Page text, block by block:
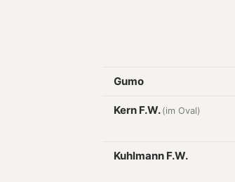
Gumo
Kern F.W. (im Oval)
Kuhlmann F.W.